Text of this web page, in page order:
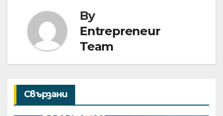
By
Entrepreneur
Team
Свързани